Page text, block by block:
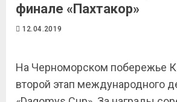
финале «Пахтакор»
12.04.2019
На Черноморском побережье
второй этап международного